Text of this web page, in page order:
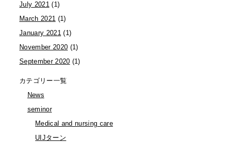
July 2021(1)
March 2021 (1)
January 2021(1)
November 2020 (1)
September 2020 (1)
カテゴリー一覧
News
seminor
Medical and nursing care
UIJターン